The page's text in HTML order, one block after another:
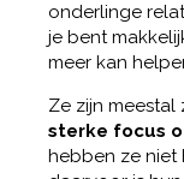
onderlinge
je bent
meer kan
Ze zijn
sterke focus
hebben ze niet